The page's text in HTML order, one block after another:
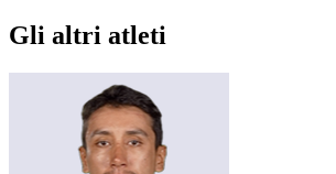
Gli altri atleti